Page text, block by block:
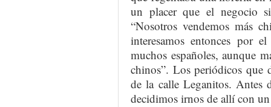
un placer que el negocio
“Nosotros vendemos más
interesamos entonces por
muchos españoles, aunque
chinos”. Los periódicos que
de la calle Leganitos. Antes
decidimos irnos de allí con